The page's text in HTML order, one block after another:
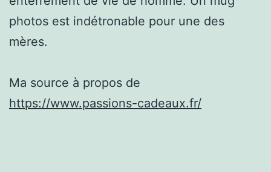
photos est indétronable pour une des
mères.
Ma source à propos de
https://www.passions-cadeaux.fr/